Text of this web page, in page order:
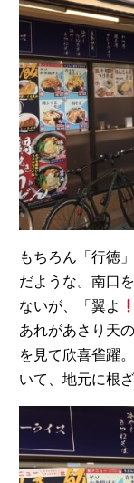
もちろん「行徳
だような。南口
ないが、「翼よ
あれがあさり天
を見て欣喜雀躍
いて、地元に根